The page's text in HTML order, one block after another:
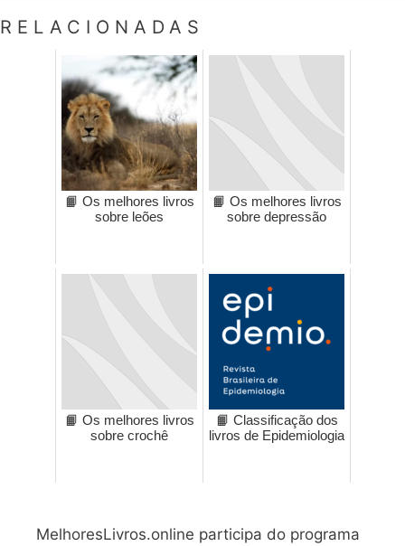
RELACIONADAS
📙 Os melhores livros
sobre leões
📙 Os melhores livros
sobre depressão
📙 Os melhores livros
sobre crochê
📙 Classificação dos
livros de Epidemiologia
MelhoresLivros.online participa do programa